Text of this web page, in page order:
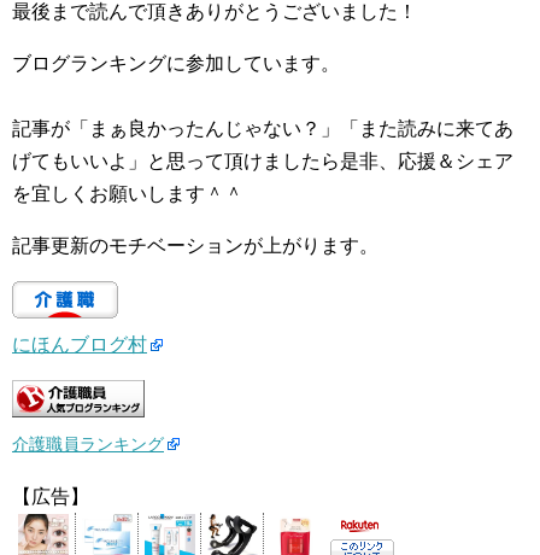
最後まで読んで頂きありがとうございました！
ブログランキングに参加しています。
記事が「まぁ良かったんじゃない？」「また読みに来てあ
げてもいいよ」と思って頂けましたら是非、応援＆シェア
を宜しくお願いします＾＾
記事更新のモチベーションが上がります。
にほんブログ村
介護職員ランキング
【広告】